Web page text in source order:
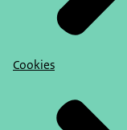
Cookies